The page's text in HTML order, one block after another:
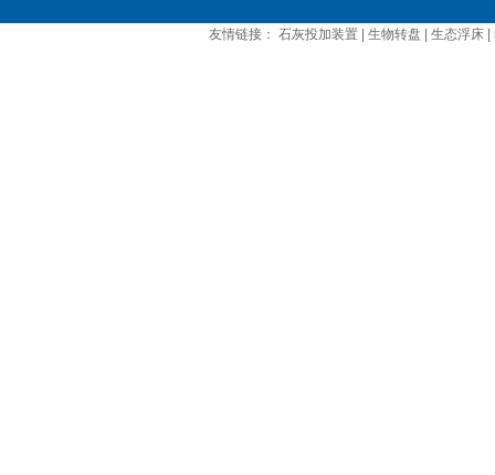
友情链接： 石灰投加装置| 生物转盘 生态浮床|